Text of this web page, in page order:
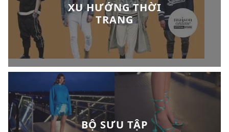
XU HƯỚNG THỜI
TRANG
BỘ SƯU TẬP